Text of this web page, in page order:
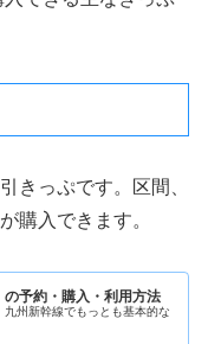
きっぷです。区間、
購入できます。
の予約・購入・利用方法
九州新幹線でもっとも基本的な